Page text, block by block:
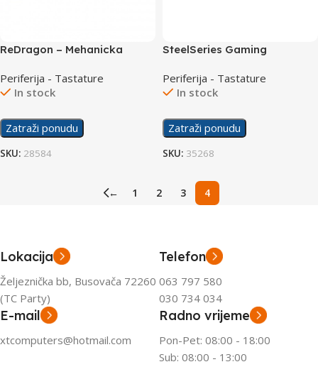
ReDragon – Mehanicka
Draconic Pro K530 RS
Bluetooth White
Periferija - Tastature
In stock
Zatraži ponudu
SKU: 28584
SteelSeries Gaming
100 bulk
Periferija - Tastature
In stock
Zatraži ponudu
SKU: 35268
← 1 2 3 4
Lokacija
Željeznička bb, Busovača 72260
(TC Party)
Telefon
063 797 580
030 734 034
E-mail
xtcomputers@hotmail.com
Radno vrijeme
Pon-Pet: 08:00 - 18:00
Sub: 08:00 - 13:00